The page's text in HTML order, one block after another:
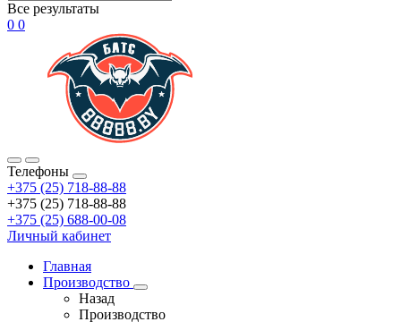
Все результаты
0 0
Телефоны
+375 (25) 718-88-88
+375 (25) 718-88-88
+375 (25) 688-00-08
Личный кабинет
Главная
Производство
Назад
Производство